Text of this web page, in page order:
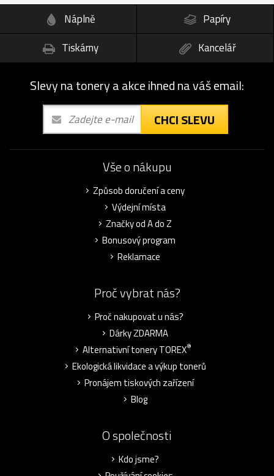
Náplně
Papíry
Tiskárny
Kancelář
Slevy na tonery a akce ihned na váš email:
CHCI SLEVU
Vše o nákupu
Způsob doručení a ceny
Výdejní místa
Značky od A do Z
Bonusový program
Reklamace
Proč vybrat nás?
Proč nakupovat u nás?
Dárky ZDARMA
Alternativní tonery TOREX®
Ekologická likvidace a výkup tonerů
Pronájem tiskových zařízení
Blog
O společnosti
Kdo jsme?